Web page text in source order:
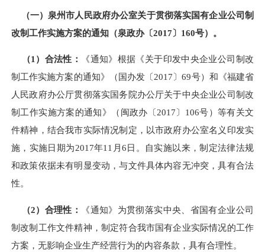
（一） 泉州市人民政府办公室关于贯彻落实国有企业公司制
改制工作实施方案的通知 （泉政办〔2017〕160号）。
（1）合法性：
《通知》根据《关于印发中央企业公司制改
制工作实施方案的通知》（国办发〔2017 〕69号）和《福建省
人民政府办公厅贯彻落实国务院办公厅关于中央企业公司制改
制工作实施方案的通知》（闽政办〔2017 〕 106号）等有关文
件精神，结合我市实际情况制定，以市政府办公室名义印发实
施，实施日期为2017年11 月 6 日。自实施以来，制定法律法规
和政策依据未有明显变动，与文件具体内容无冲突，具有合法
性。
（2）合理性：
《通知》为贯彻落实中央、省国有企业公司
制改制工作文件精神，制定符合我市国有企业实际情况的工作
方案，无影响企业生产经营行为的内容条款，具有合理性。